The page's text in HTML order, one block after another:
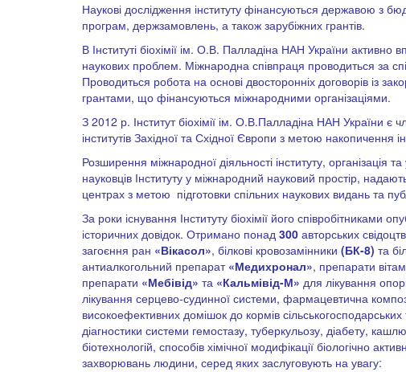
Наукові дослідження інституту фінансуються державою з
програм, держзамовлень, а також зарубіжних грантів.
В Інституті біохімії ім. О.В. Палладіна НАН України
наукових проблем. Міжнародна співпраця проводиться за
Проводиться робота на основі двосторонніх договорів із
грантами, що фінансуються міжнародними організаціями.
З 2012 р. Інститут біохімії ім. О.В.Палладіна НАН України є
інститутів Західної та Східної Європи з метою накопичення
Розширення міжнародної діяльності інституту, організація
науковців Інституту у міжнародний науковий простір,
центрах з метою підготовки спільних наукових видань та
За роки існування Інституту біохімії його співробітниками
історичних довідок. Отримано понад 300 авторських
загоєння ран «Вікасол», білкові кровозамінники (БК-8) та
антиалкогольний препарат «Медихронал», препарати
препарати «Мебівід» та «Кальмівід-М» для лікування
лікування серцево-судинної системи, фармацевтична
високоефективних домішок до кормів
діагностики системи гемостазу, туберкульозу, діабету,
біотехнологій, способів хімічної модифікації біологічно
захворювань людини, серед яких заслуговують на увагу: